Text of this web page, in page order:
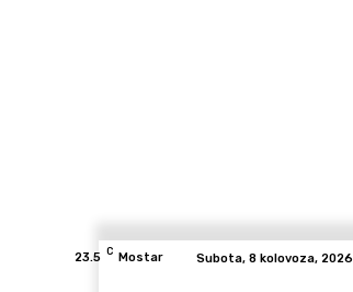
23.5 C Mostar Subota, 8 kolovoza, 2026